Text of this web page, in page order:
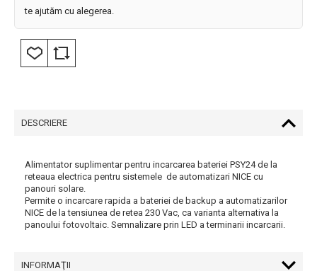
te ajutăm cu alegerea.
DESCRIERE
Alimentator suplimentar pentru incarcarea bateriei PSY24 de la
reteaua electrica pentru sistemele de automatizari NICE cu
panouri solare.
Permite o incarcare rapida a bateriei de backup a automatizarilor
NICE de la tensiunea de retea 230 Vac, ca varianta alternativa la
panoului fotovoltaic. Semnalizare prin LED a terminarii incarcarii.
INFORMAŢII